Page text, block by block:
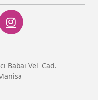
Babai Veli Cad.